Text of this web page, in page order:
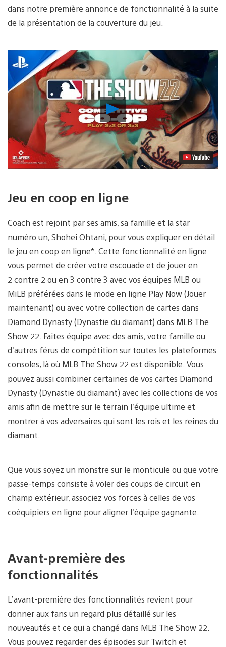
dans notre première annonce de fonctionnalité à la suite
de la présentation de la couverture du jeu.
Lancer
la
vidéo
Jeu en coop en ligne
Coach est rejoint par ses amis, sa famille et la star
numéro un, Shohei Ohtani, pour vous expliquer en détail
le jeu en coop en ligne*. Cette fonctionnalité en ligne
vous permet de créer votre escouade et de jouer en
2 contre 2 ou en 3 contre 3 avec vos équipes MLB ou
MiLB préférées dans le mode en ligne Play Now (Jouer
maintenant) ou avec votre collection de cartes dans
Diamond Dynasty (Dynastie du diamant) dans MLB The
Show 22. Faites équipe avec des amis, votre famille ou
d’autres férus de compétition sur toutes les plateformes
consoles, là où MLB The Show 22 est disponible. Vous
pouvez aussi combiner certaines de vos cartes Diamond
Dynasty (Dynastie du diamant) avec les collections de vos
amis afin de mettre sur le terrain l’équipe ultime et
montrer à vos adversaires qui sont les rois et les reines du
diamant.
Que vous soyez un monstre sur le monticule ou que votre
passe-temps consiste à voler des coups de circuit en
champ extérieur, associez vos forces à celles de vos
coéquipiers en ligne pour aligner l’équipe gagnante.
Avant-première des
fonctionnalités
L’avant-première des fonctionnalités revient pour
donner aux fans un regard plus détaillé sur les
nouveautés et ce qui a changé dans MLB The Show 22.
Vous pouvez regarder des épisodes sur Twitch et